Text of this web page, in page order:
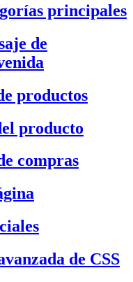
principales
de
productos
producto
compras
de CSS